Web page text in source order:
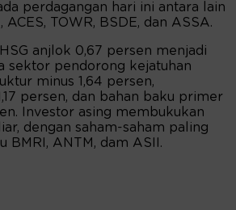
perdagangan hari ini antara lain
ACES, TOWR, BSDE, dan ASSA.
anjlok 0,67 persen menjadi
sektor pendorong kejatuhan
minus 1,64 persen,
persen, dan bahan baku primer
Investor asing membukukan
dengan saham-saham paling
BMRI, ANTM, dam ASII.